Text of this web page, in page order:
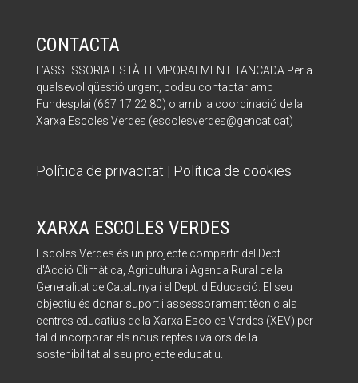
CONTACTA
L’ASSESSORIA ESTÀ TEMPORALMENT TANCADA Per a
qualsevol qüestió urgent, podeu contactar amb
Fundesplai (667 17 22 80) o amb la coordinació de la
Xarxa Escoles Verdes (escolesverdes@gencat.cat)
Política de privacitat | Política de cookies
XARXA ESCOLES VERDES
Escoles Verdes és un projecte compartit del Dept.
d'Acció Climàtica, Agricultura i Agenda Rural de la
Generalitat de Catalunya i el Dept. d'Educació. El seu
objectiu és donar suport i assessorament tècnic als
centres educatius de la Xarxa Escoles Verdes (XEV) per
tal d'incorporar els nous reptes i valors de la
sostenibilitat al seu projecte educatiu.